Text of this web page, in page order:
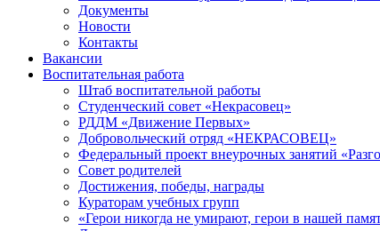
Документы
Новости
Контакты
Вакансии
Воспитательная работа
Штаб воспитательной работы
Студенческий совет «Некрасовец»
РДДМ «Движение Первых»
Добровольческий отряд «НЕКРАСОВЕЦ»
Федеральный проект внеурочных занятий
Совет родителей
Достижения, победы, награды
Кураторам учебных групп
«Герои никогда не умирают, герои в нашей